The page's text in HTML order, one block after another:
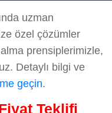
uzman
özel çözümler
prensiplerimizle,
Detaylı bilgi ve
geçin.
Teklifi